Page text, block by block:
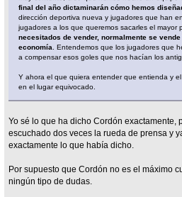
final del año dictaminarán cómo hemos
dirección deportiva nueva y jugadores que han
jugadores a los que queremos sacarles el mayor
necesitados de vender, normalmente se
economía
. Entendemos que los jugadores que
a compensar esos goles que nos hacían los
Y ahora el que quiera entender que entienda y
en el lugar equivocado.
Yo sé lo que ha dicho Cordón exactamente,
escuchado dos veces la rueda de prensa y
exactamente lo que había dicho.
Por supuesto que Cordón no es el máximo
ningún tipo de dudas.